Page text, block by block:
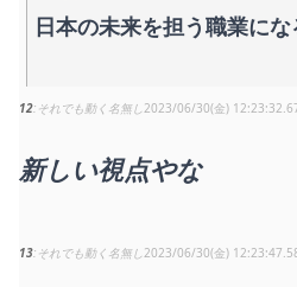
日本の未来を担う職業に
12 それでも動く名無し2023/06/30(金)
新しい視点やな
13 それでも動く名無し2023/06/30(金)